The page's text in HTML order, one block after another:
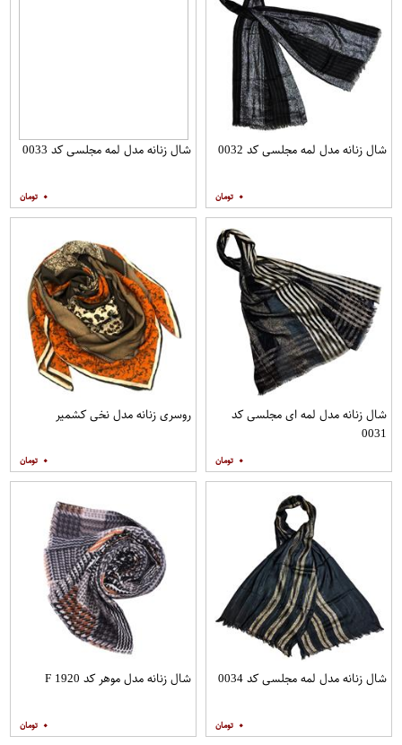
شال زنانه مدل لمه مجلسی کد 0032
۰
شال زنانه مدل لمه مجلسی کد 0033
۰
شال زنانه مدل لمه ای مجلسی کد
0031
۰
روسری زنانه مدل نخی کشمیر
۰
شال زنانه مدل لمه مجلسی کد 0034
۰
شال زنانه مدل موهر کد F 1920
۰